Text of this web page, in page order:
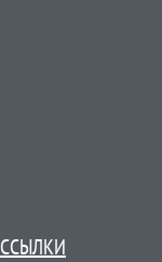
ССЫЛКИ